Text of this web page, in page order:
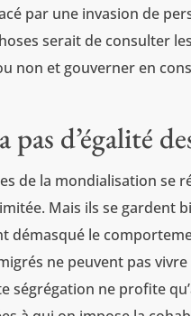
par une invasion de
serait de consulter
non et gouverner en
pas d’égalité
de la mondialisation se
Mais ils se gardent
démasqué le
ne peuvent pas
ségrégation ne profite